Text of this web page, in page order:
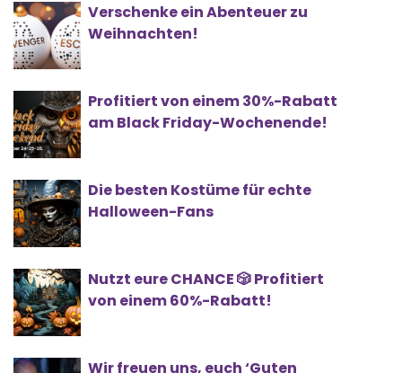
Verschenke ein Abenteuer zu
Weihnachten!
Profitiert von einem 30%-Rabatt
am Black Friday-Wochenende!
Die besten Kostüme für echte
Halloween-Fans
Nutzt eure CHANCE 🎲 Profitiert
von einem 60%-Rabatt!
Wir freuen uns, euch ‘Guten